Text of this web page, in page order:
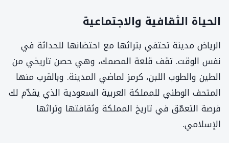
الحياة الثقافية والاجتماعية
الرياض مدينة تحتفي بتراثها مع احتضانها للحداثة في
نفس الوقت. تقف قلعة المصمك، وهي حصن تاريخي من
الطين والطوب اللبن، كرمز لماضي المدينة. وبالقرب منها
المتحف الوطني للمملكة العربية السعودية الذي يقدّم لك
فرصة التعمّق في تاريخ المملكة وثقافتها وتراثها
الإسلامي.